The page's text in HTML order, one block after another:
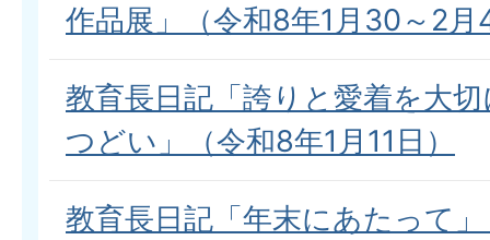
作品展」（令和8年1月30～2月
教育長日記「誇りと愛着を大
つどい」（令和8年1月11日）
教育長日記「年末にあたって